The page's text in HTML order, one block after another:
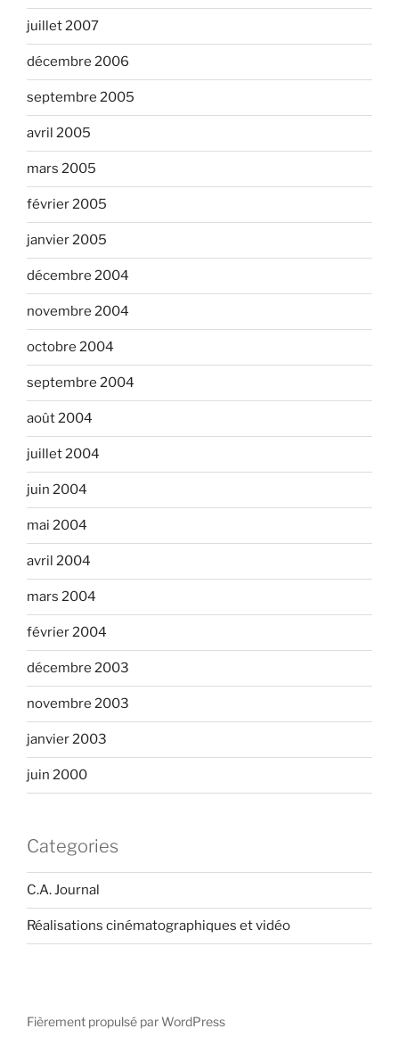
juillet 2007
décembre 2006
septembre 2005
avril 2005
mars 2005
février 2005
janvier 2005
décembre 2004
novembre 2004
octobre 2004
septembre 2004
août 2004
juillet 2004
juin 2004
mai 2004
avril 2004
mars 2004
février 2004
décembre 2003
novembre 2003
janvier 2003
juin 2000
Categories
C.A. Journal
Réalisations cinématographiques et vidéo
Fièrement propulsé par WordPress